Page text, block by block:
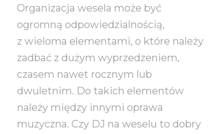
Organizacja wesela może być
ogromną odpowiedzialnością,
z wieloma elementami, o które należy
zadbać z dużym wyprzedzeniem,
czasem nawet rocznym lub
dwuletnim. Do takich elementów
należy między innymi oprawa
muzyczna. Czy DJ na weselu to dobry